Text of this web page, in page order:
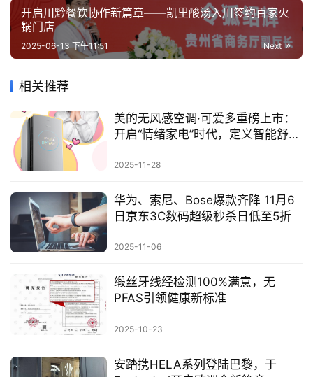
开启川黔餐饮协作新篇章——凯里酸汤入川签约百家火
锅门店
Next
2025-06-13 下午11:51
相关推荐
美的无风感空调·可爱多重磅上市：
开启“情绪家电”时代，定义智能舒适
2025-11-28
华为、索尼、Bose爆款齐降 11月6
日京东3C数码超级秒杀日低至5折
2025-11-06
缎丝牙线经检测100%满意，无
PFAS引领健康新标准
2025-10-23
安踏携HELA系列登陆巴黎，于